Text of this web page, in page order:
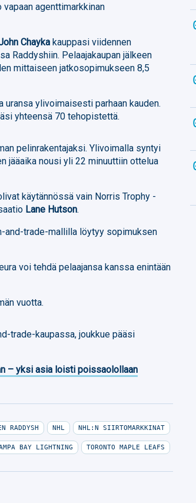
agenttimarkkinan
Chayka kauppasi viidennen
Raddyshiin. Pelaajakaupan jälkeen
mittaiseen jatkosopimukseen 8,5
ylivoimaisesti parhaan kauden.
yhteensä 70 tehopistettä.
pelinrakentajaksi. Ylivoimalla syntyi
jääaika nousi yli 22 minuuttiin ottelua
käytännössä vain Norris Trophy -
Lane Hutson.
and-trade-mallilla löytyy sopimuksen
voi tehdä pelaajansa kanssa enintään
vuotta.
trade-kaupassa, joukkue pääsi
– yksi asia loisti poissaolollaan
RADDYSH NHL NHL:N SIIRTOMARKKINAT
BAY LIGHTNING TORONTO MAPLE LEAFS